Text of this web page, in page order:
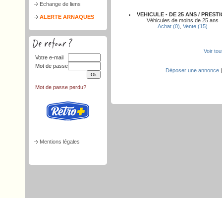
Echange de liens
ALERTE ARNAQUES
Votre e-mail
Mot de passe
Mot de passe perdu?
Mentions légales
VEHICULE - DE 25 ANS /
Véhicules de moins de 25 ans
Achat (0) Vente (15)
Voir
Déposer une annonce